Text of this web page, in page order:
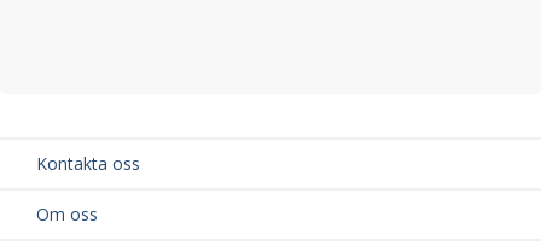
Kontakta oss
Om oss